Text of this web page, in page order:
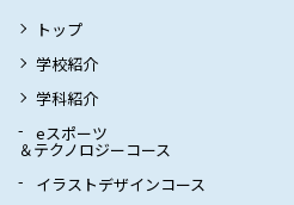
トップ
学校紹介
学科紹介
eスポーツ
＆テクノロジーコース
イラストデザインコース